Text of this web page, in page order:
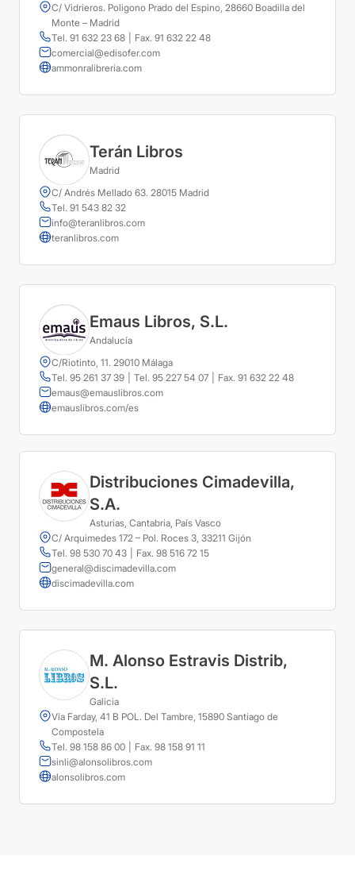
C/ Vidrieros. Poligono Prado del Espino, 28660 Boadilla del
Monte – Madrid
Tel. 91 632 23 68
Fax. 91 632 22 48
comercial@edisofer.com
ammonralibreria.com
Terán Libros
Madrid
C/ Andrés Mellado 63. 28015 Madrid
Tel. 91 543 82 32
info@teranlibros.com
teranlibros.com
Emaus Libros, S.L.
Andalucía
C/Riotinto, 11. 29010 Málaga
Tel. 95 261 37 39
Tel. 95 227 54 07
Fax. 91 632 22 48
emaus@emauslibros.com
emauslibros.com/es
Distribuciones Cimadevilla,
S.A.
Asturias, Cantabria, País Vasco
C/ Arquimedes 172 – Pol. Roces 3, 33211 Gijón
Tel. 98 530 70 43
Fax. 98 516 72 15
general@discimadevilla.com
discimadevilla.com
M. Alonso Estravis Distrib,
S.L.
Galicia
Vía Farday, 41 B POL. Del Tambre, 15890 Santiago de
Compostela
Tel. 98 158 86 00
Fax. 98 158 91 11
sinli@alonsolibros.com
alonsolibros.com